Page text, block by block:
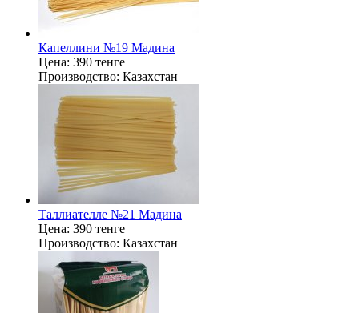
Капеллини №19 Мадина
Цена: 390 тенге
Производство: Казахстан
Таллиателле №21 Мадина
Цена: 390 тенге
Производство: Казахстан